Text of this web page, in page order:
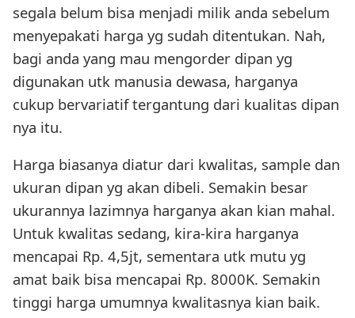
segala belum bisa menjadi milik anda sebelum
menyepakati harga yg sudah ditentukan. Nah,
bagi anda yang mau mengorder dipan yg
digunakan utk manusia dewasa, harganya
cukup bervariatif tergantung dari kualitas dipan
nya itu.
Harga biasanya diatur dari kwalitas, sample dan
ukuran dipan yg akan dibeli. Semakin besar
ukurannya lazimnya harganya akan kian mahal.
Untuk kwalitas sedang, kira-kira harganya
mencapai Rp. 4,5jt, sementara utk mutu yg
amat baik bisa mencapai Rp. 8000K. Semakin
tinggi harga umumnya kwalitasnya kian baik.